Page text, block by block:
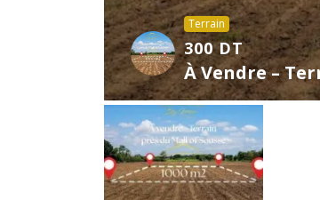
Terrain
300 DT
À Vendre –